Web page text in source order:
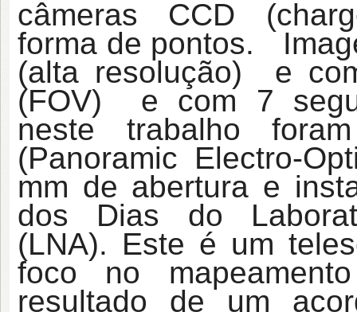
câmeras CCD
forma de pontos.
(alta resolução) e
(FOV) e com 7
neste trabalho
(Panoramic Electro-
mm de abertura e
dos Dias do
(LNA). Este é um
foco no
resultado de um